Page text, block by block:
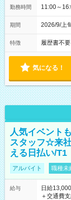
勤務時間 11:00～
期間 2026/9/上
特徴 履歴書不要
気になる！
人気イベント
スタッフ☆来
える日払い/T1
アルバイト 職種未
給与
日給
＋交通費支給 ★交通費全額支給！ ┗案件により規